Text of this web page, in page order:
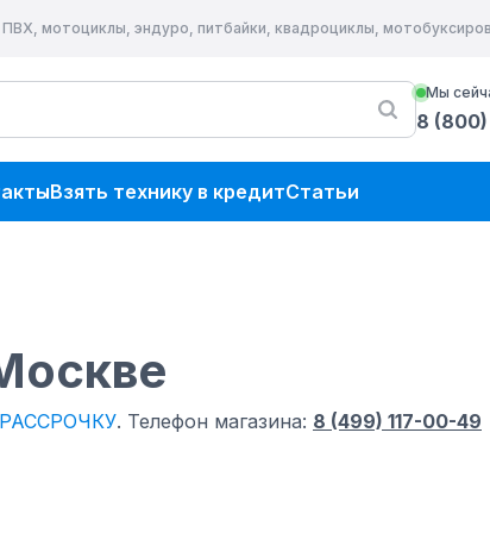
мотоциклы, эндуро, питбайки, квадроциклы,
Мы
8
Взять технику в кредитСтатьи
РАССРОЧКУ. Телефон магазина: 8 (499) 117-00-49